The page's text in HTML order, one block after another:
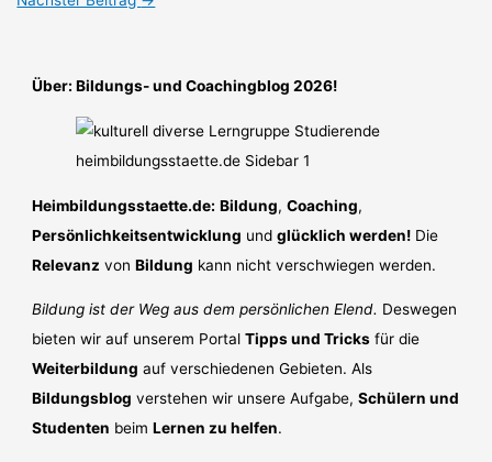
Über: Bildungs- und Coachingblog 2026!
Heimbildungsstaette.de: Bildung,Coaching,
Persönlichkeitsentwicklung undglücklich werden! Die
Relevanz vonBildung kann nicht verschwiegen werden.
Bildung ist der Weg aus dem persönlichen Elend. Deswegen
bieten wir auf unserem PortalTipps und Tricks für die
Weiterbildung auf verschiedenen Gebieten. Als
Bildungsblog verstehen wir unsere Aufgabe,Schülern und
Studenten beimLernen zu helfen.